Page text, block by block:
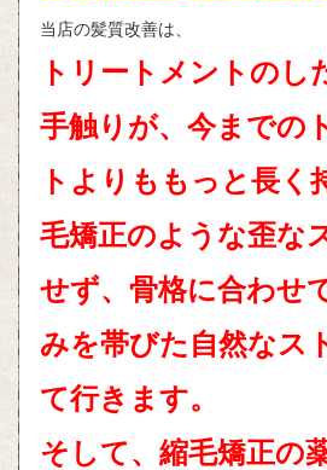
当店の髪質改善は、
トリートメントのし
手触りが、今までの
トよりももっと長く
毛矯正のような歪な
せず、骨格に合わせ
みを帯びた自然なス
て行きます。
そして、縮毛矯正の